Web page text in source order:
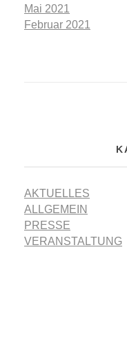
Mai 2021
Februar 2021
AKTUELLES
ALLGEMEIN
PRESSE
VERANSTALTUNG